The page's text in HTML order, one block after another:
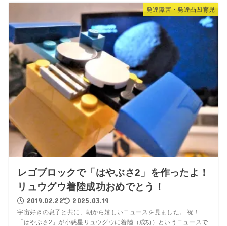
発達障害・発達凸凹育児
レゴブロックで「はやぶさ2」を作ったよ！
リュウグウ着陸成功おめでとう！
2019.02.22 2025.03.19
宇宙好きの息子と共に、朝から嬉しいニュースを見ました。 祝！
「はやぶさ2」が小惑星リュウグウに着陸（成功）というニュースで